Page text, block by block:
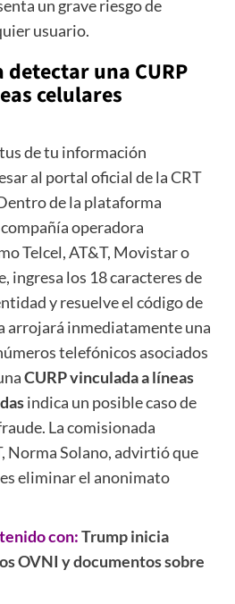
un grave riesgo de
usuario.
detectar una CURP
celulares
de tu información
al portal oficial de la CRT
de la plataforma
operadora
Telcel, AT&T, Movistar o
ingresa los 18 caracteres de
y resuelve el código de
arrojará inmediatamente una
telefónicos asociados
CURP vinculada a líneas
indica un posible caso de
La comisionada
Norma Solano, advirtió que
eliminar el anonimato
con:Trump inicia
OVNI y documentos sobre